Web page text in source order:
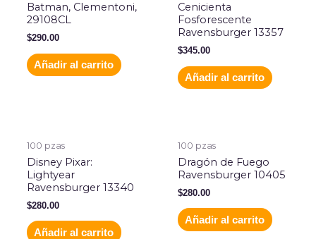
Batman, Clementoni,
29108CL
$290.00
Añadir al carrito
Cenicienta
Fosforescente
Ravensburger 13357
$345.00
Añadir al carrito
100 pzas
Disney Pixar:
Lightyear
Ravensburger 13340
$280.00
Añadir al carrito
100 pzas
Dragón de Fuego
Ravensburger 10405
$280.00
Añadir al carrito